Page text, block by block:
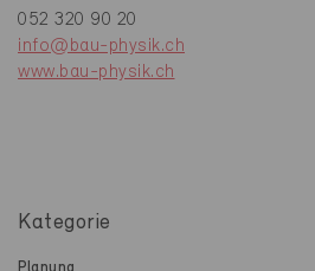
052 320 90 20
info@bau-physik.ch
www.bau-physik.ch
Kategorie